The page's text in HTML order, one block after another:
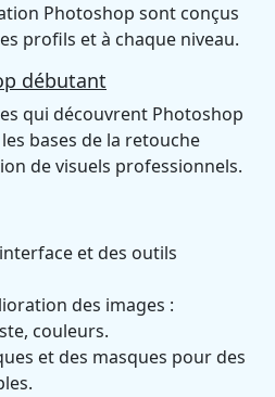
Photoshop sont conçus
profils et à chaque niveau.
débutant
qui découvrent Photoshop
bases de la retouche
de visuels professionnels.
et des outils
des images :
couleurs.
et des masques pour des